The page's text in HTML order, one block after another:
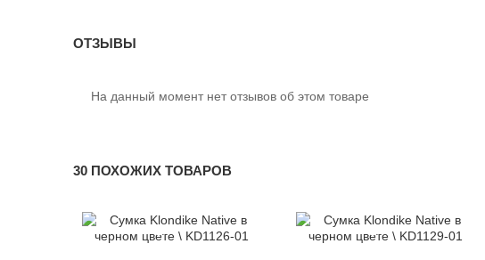
ОТЗЫВЫ
На данный момент нет отзывов об этом товаре
30 ПОХОЖИХ ТОВАРОВ